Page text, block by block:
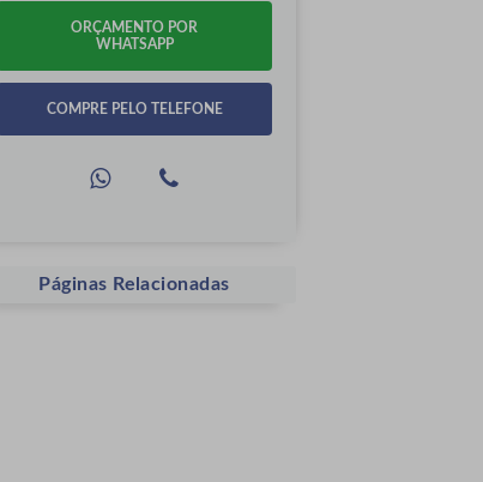
ORÇAMENTO POR
WHATSAPP
COMPRE PELO TELEFONE
Páginas Relacionadas